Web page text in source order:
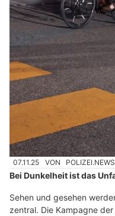
07.11.25 VON
Bei Dunkelheit ist das
Sehen und gesehen
zentral. Die Kampagne